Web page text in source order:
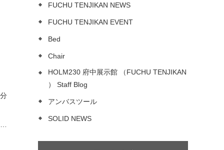
FUCHU TENJIKAN NEWS
FUCHU TENJIKAN EVENT
Bed
Chair
HOLM230 府中展示館 （FUCHU TENJIKAN
） Staff Blog
アンバスツール
SOLID NEWS